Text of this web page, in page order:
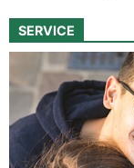
SERVICE